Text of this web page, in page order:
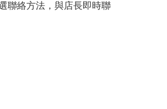
聯絡方法，與店長即時聯